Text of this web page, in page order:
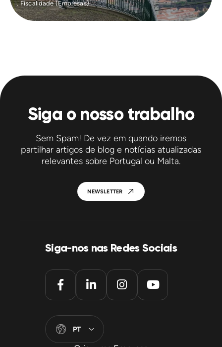
Fiscalidade (Empresas)
Siga o nosso trabalho
Sem Spam! De vez em quando iremos
partilhar artigos de blog e notícias atualizadas
relevantes sobre Portugal ou Malta.
NEWSLETTER
Siga-nos nas Redes Sociais
PT